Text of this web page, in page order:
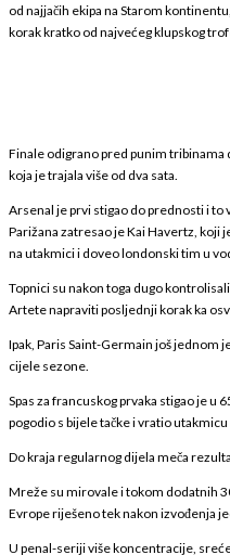
od najjačih ekipa na Starom
korak kratko od najvećeg klupskog
Finale odigrano pred punim
koja je trajala više od dva sata.
Arsenal je prvi stigao do prednosti i
Parižana zatresao je Kai Havertz,
na utakmici i doveo londonski tim u
Topnici su nakon toga dugo
Artete napraviti posljednji korak ka
Ipak, Paris Saint-Germain još jednom
cijele sezone.
Spas za francuskog prvaka stigao je u
pogodio s bijele tačke i vratio utakmicu
Do kraja regularnog dijela meča
Mreže su mirovale i tokom dodatnih
Evrope riješeno tek nakon izvođenja
U penal-seriji više koncentracije,